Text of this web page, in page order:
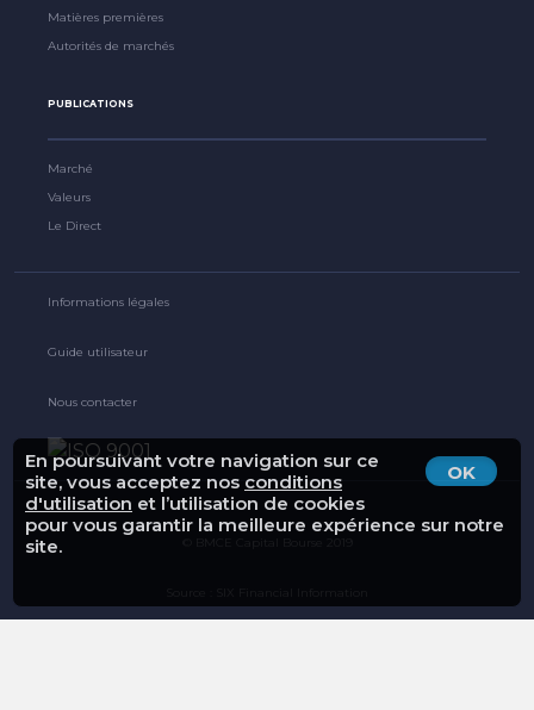
OK
En poursuivant votre navigation sur ce
site, vous acceptez nos conditions
d'utilisation et l’utilisation de cookies
pour vous garantir la meilleure expérience sur notre
site.
Matières premières
Autorités de marchés
PUBLICATIONS
Marché
Valeurs
Le Direct
Informations légales
Guide utilisateur
Nous contacter